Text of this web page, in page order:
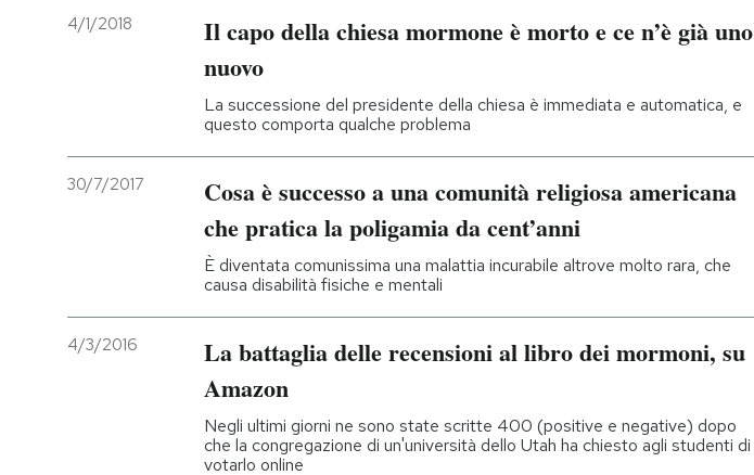
4/1/2018
Il capo della chiesa mormone è morto e ce n’è già uno
nuovo
La successione del presidente della chiesa è immediata e automatica, e
questo comporta qualche problema
30/7/2017
Cosa è successo a una comunità religiosa americana
che pratica la poligamia da cent’anni
È diventata comunissima una malattia incurabile altrove molto rara, che
causa disabilità fisiche e mentali
4/3/2016
La battaglia delle recensioni al libro dei mormoni, su
Amazon
Negli ultimi giorni ne sono state scritte 400 (positive e negative) dopo
che la congregazione di un'università dello Utah ha chiesto agli studenti di
votarlo online